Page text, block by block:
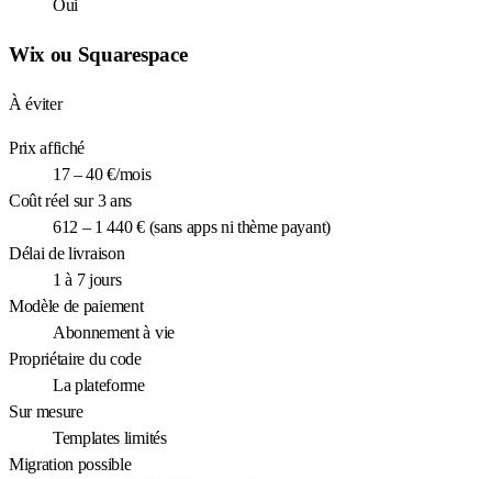
Oui
Wix ou Squarespace
À éviter
Prix affiché
17 – 40 €/mois
Coût réel sur 3 ans
612 – 1 440 € (sans apps ni thème payant)
Délai de livraison
1 à 7 jours
Modèle de paiement
Abonnement à vie
Propriétaire du code
La plateforme
Sur mesure
Templates limités
Migration possible